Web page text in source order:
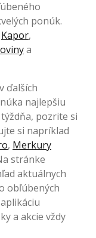
ponúk.
Kapor,
a
ďalších
najlepšiu
pozrite si
si napríklad
, Merkury
stránke
aktuálnych
obľúbených
a akcie vždy